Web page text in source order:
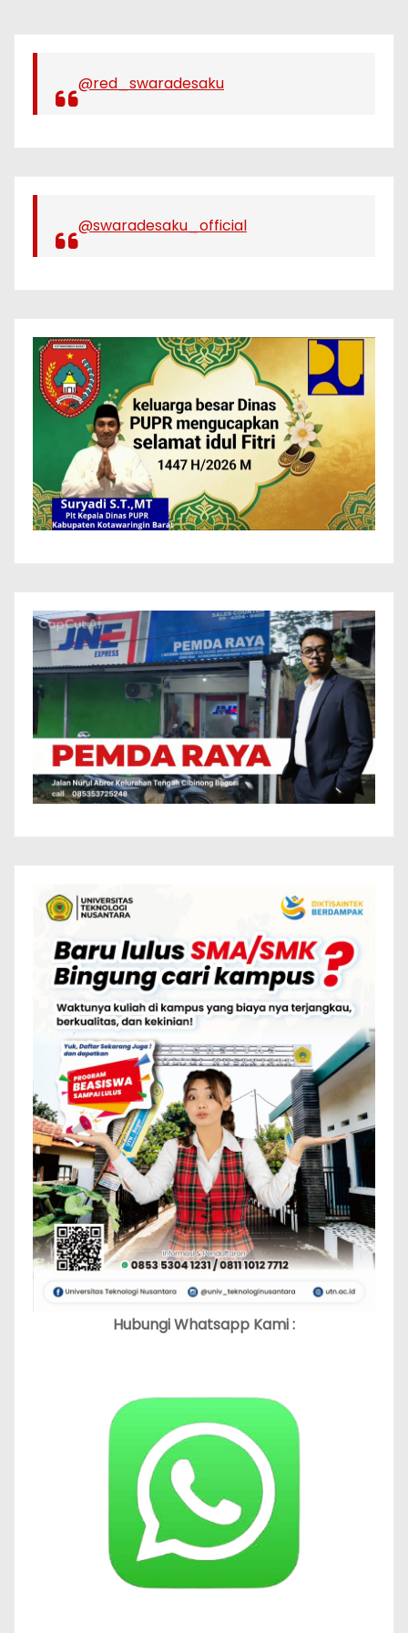
@red_swaradesaku
@swaradesaku_official
Hubungi Whatsapp Kami :